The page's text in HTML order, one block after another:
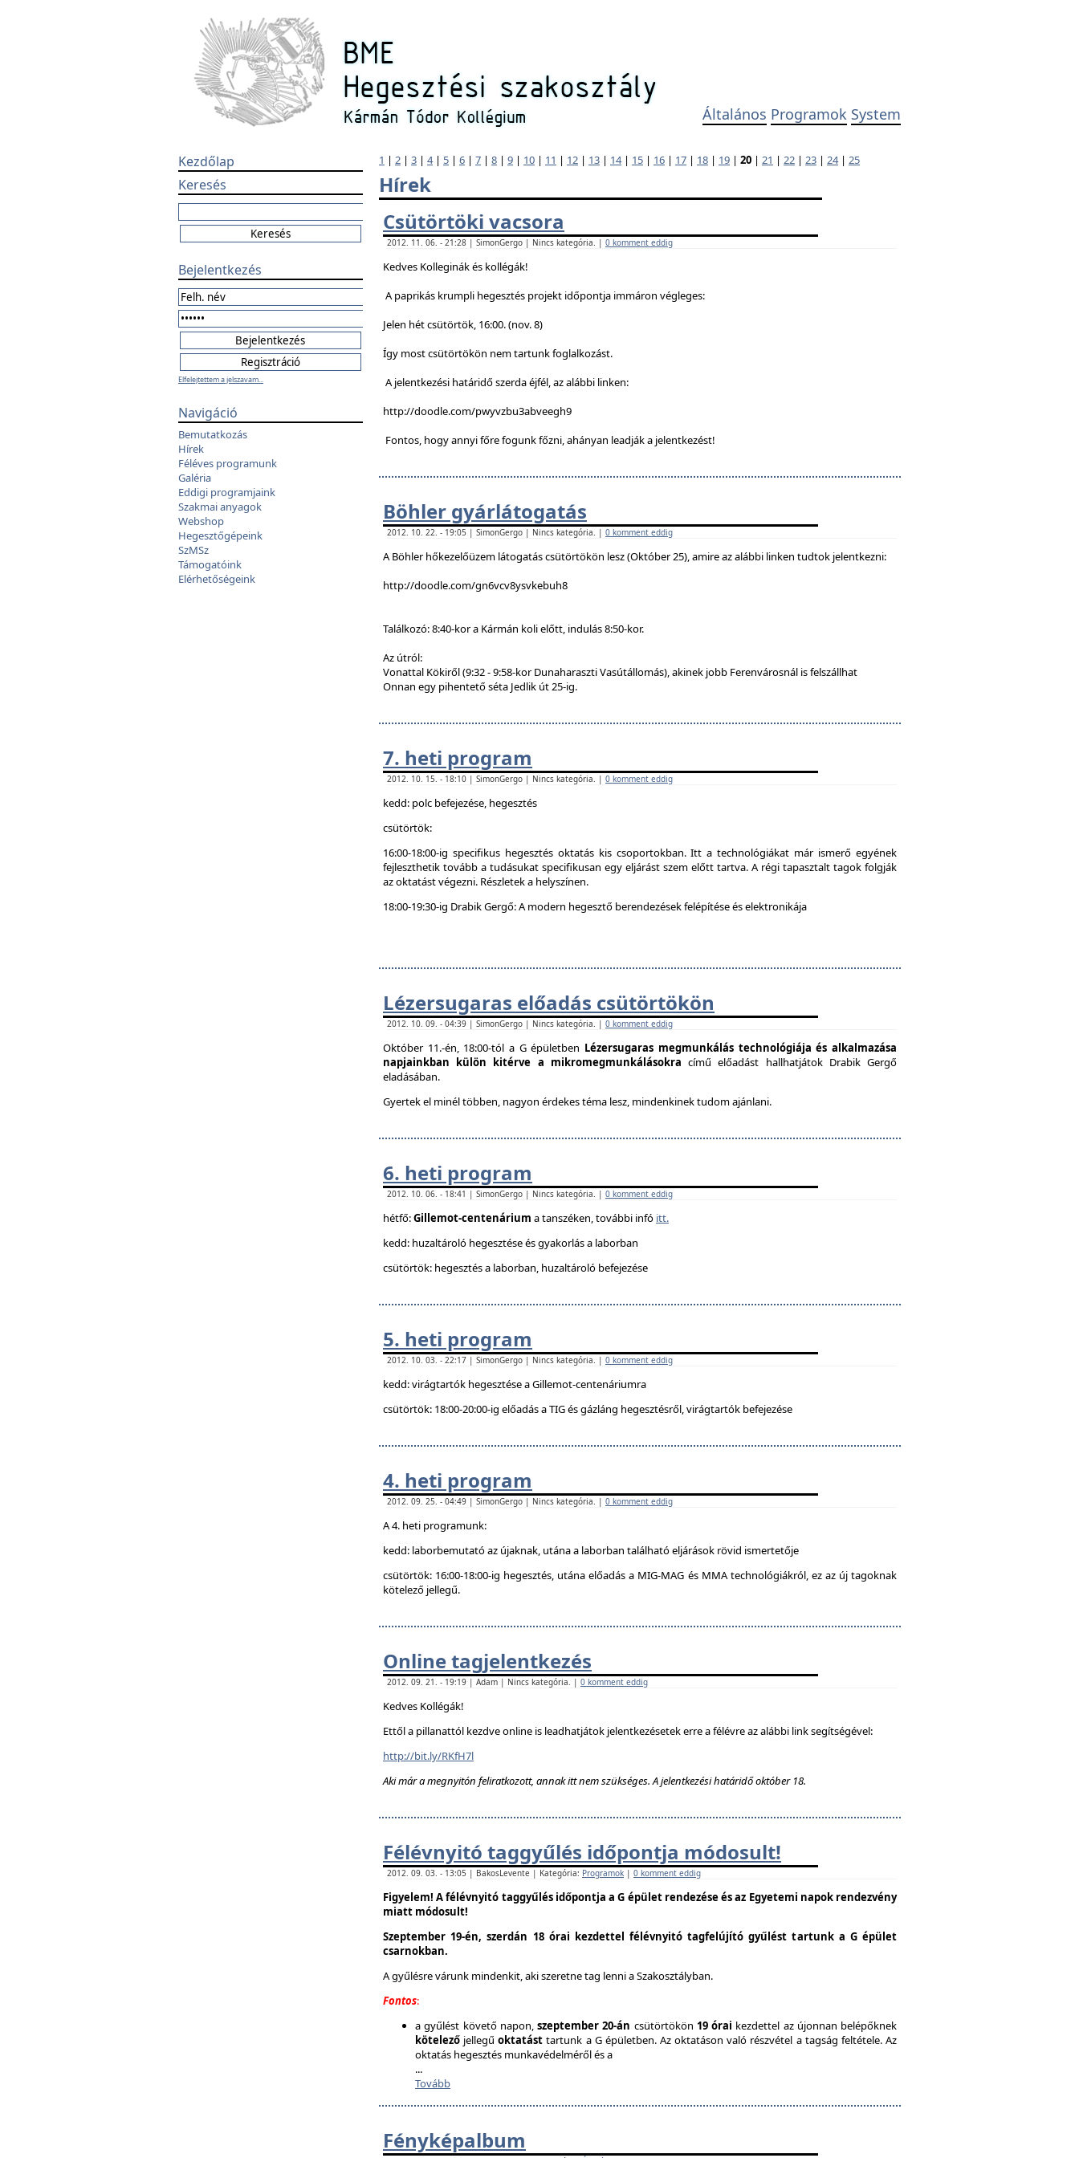
Általános Programok System
Kezdőlap
Keresés
Bejelentkezés
Elfelejtettem a jelszavam...
Navigáció
Bemutatkozás
Hírek
Féléves programunk
Galéria
Eddigi programjaink
Szakmai anyagok
Webshop
Hegesztőgépeink
SzMSz
Támogatóink
Elérhetőségeink
1 | 2 | 3 | 4| 5 | 6 | 7 | 8 | 9 | 10 | 11 | 12 | 13 | 14| 15 | 16 | 17 | 18 | 19 | 20 | 21 | 22 | 23 | 24| 25
Hírek
Csütörtöki vacsora
2012. 11. 06. - 21:28 | SimonGergo | Nincs kategória. | 0 komment eddig
Kedves Kolleginák és kollégák!
A paprikás krumpli hegesztés projekt időpontja immáron végleges:
Jelen hét csütörtök, 16:00. (nov. 8)
Így most csütörtökön nem tartunk foglalkozást.
A jelentkezési határidő szerda éjfél, az alábbi linken:
http://doodle.com/pwyvzbu3abveegh9
Fontos, hogy annyi főre fogunk főzni, ahányan leadják a jelentkezést!
Böhler gyárlátogatás
2012. 10. 22. - 19:05 | SimonGergo | Nincs kategória. | 0 komment eddig
A Böhler hőkezelőüzem látogatás csütörtökön lesz (Október 25), amire az alábbi linken tudtok jelentkezni:
http://doodle.com/gn6vcv8ysvkebuh8
Találkozó: 8:40-kor a Kármán koli előtt, indulás 8:50-kor.
Az útról:
Vonattal Kökiről (9:32 - 9:58-kor Dunaharaszti Vasútállomás), akinek jobb Ferenvárosnál is felszállhat
Onnan egy pihentető séta Jedlik út 25-ig.
7. heti program
2012. 10. 15. - 18:10 | SimonGergo | Nincs kategória. | 0 komment eddig
kedd: polc befejezése, hegesztés
csütörtök:
16:00-18:00-ig specifikus hegesztés oktatás kis csoportokban. Itt a technológiákat már ismerő egyének
fejleszthetik tovább a tudásukat specifikusan egy eljárást szem előtt tartva. A régi tapasztalt tagok folgják
az oktatást végezni. Részletek a helyszínen.
18:00-19:30-ig Drabik Gergő: A modern hegesztő berendezések felépítése és elektronikája
Lézersugaras előadás csütörtökön
2012. 10. 09. - 04:39 | SimonGergo | Nincs kategória. | 0 komment eddig
Október 11.-én, 18:00-tól a G épületben Lézersugaras megmunkálás technológiája és alkalmazása
napjainkban külön kitérve a mikromegmunkálásokracímű előadást hallhatjátok Drabik Gergő
eladásában.
Gyertek el minél többen, nagyon érdekes téma lesz, mindenkinek tudom ajánlani.
6. heti program
2012. 10. 06. - 18:41 | SimonGergo | Nincs kategória. | 0 komment eddig
hétfő:Gillemot-centenárium a tanszéken, további infó itt.
kedd: huzaltároló hegesztése és gyakorlás a laborban
csütörtök: hegesztés a laborban, huzaltároló befejezése
5. heti program
2012. 10. 03. - 22:17 | SimonGergo | Nincs kategória. | 0 komment eddig
kedd: virágtartók hegesztése a Gillemot-centenáriumra
csütörtök: 18:00-20:00-ig előadás a TIG és gázláng hegesztésről, virágtartók befejezése
4. heti program
2012. 09. 25. - 04:49 | SimonGergo | Nincs kategória. | 0 komment eddig
A 4. heti programunk:
kedd: laborbemutató az újaknak, utána a laborban található eljárások rövid ismertetője
csütörtök: 16:00-18:00-ig hegesztés, utána előadás a MIG-MAG és MMA technológiákról, ez az új tagoknak
kötelező jellegű.
Online tagjelentkezés
2012. 09. 21. - 19:19 | Adam | Nincs kategória. | 0 komment eddig
Kedves Kollégák!
Ettől a pillanattól kezdve online is leadhatjátok jelentkezésetek erre a félévre az alábbi link segítségével:
http://bit.ly/RKfH7l
Aki már a megnyitón feliratkozott, annak itt nem szükséges. A jelentkezési határidő október 18.
Félévnyitó taggyűlés időpontja módosult!
2012. 09. 03. - 13:05 | BakosLevente | Kategória: Programok | 0 komment eddig
Figyelem! A félévnyitó taggyűlés időpontja a G épület rendezése és az Egyetemi napok rendezvény
miatt módosult!
Szeptember 19-én, szerdán 18 órai kezdettel félévnyitó tagfelújító gyűlést tartunk a G épület
csarnokban.
A gyűlésre várunk mindenkit, aki szeretne tag lenni a Szakosztályban.
Fontos:
a gyűlést követő napon, szeptember 20-án csütörtökön 19 órai kezdettel az újonnan belépőknek
kötelező jellegűoktatásttartunk a G épületben. Az oktatáson való részvétel a tagság feltétele. Az
oktatás hegesztés munkavédelméről és a
...
Tovább
Fényképalbum